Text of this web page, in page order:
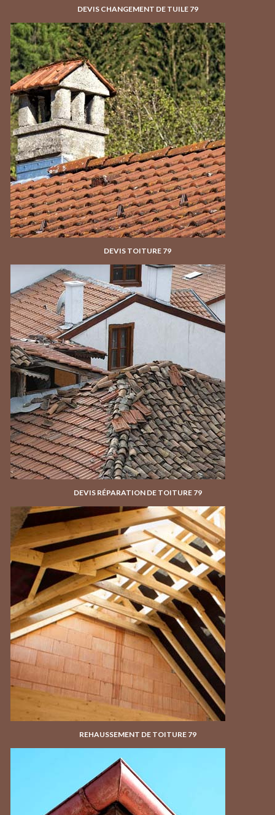
DEVIS CHANGEMENT DE TUILE 79
DEVIS TOITURE 79
DEVIS RÉPARATION DE TOITURE 79
REHAUSSEMENT DE TOITURE 79